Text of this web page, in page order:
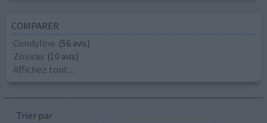
COMPARER
Condyline (56 avis)
Zovirax (10 avis)
Affichez tout...
Trier par